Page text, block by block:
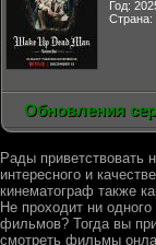
Год:
Обновления
Рады приветствовать
интересного и
кинематограф также
Не проходит ни
фильмов? Тогда вы
смотреть фильмы